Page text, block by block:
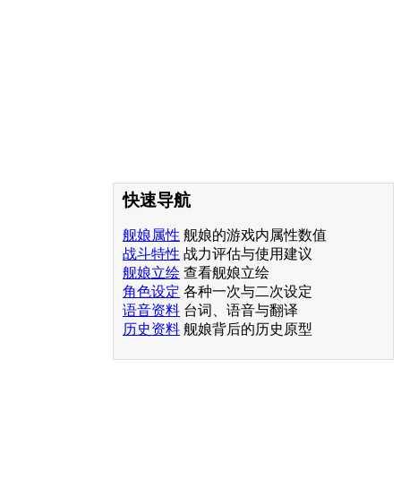
快速导航
舰娘属性 舰娘的游戏内属性数值
战斗特性 战力评估与使用建议
舰娘立绘 查看舰娘立绘
角色设定 各种一次与二次设定
语音资料 台词、语音与翻译
历史资料 舰娘背后的历史原型